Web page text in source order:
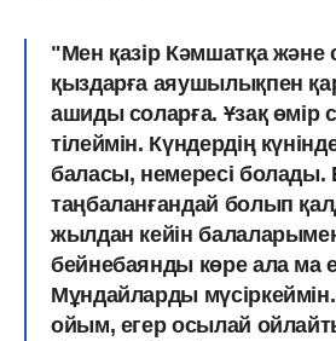
"Мен қазір Кәмшатқа және
қыздарға аяушылықпен
ашиды соларға. Ұзақ өмір
тілеймін. Күндердің
баласы, немересі болады.
таңбаланғандай болып
жылдан кейін
бейнебаянды көре ала ма
Мұндайларды мүсіркеймін.
ойым, егер осылай